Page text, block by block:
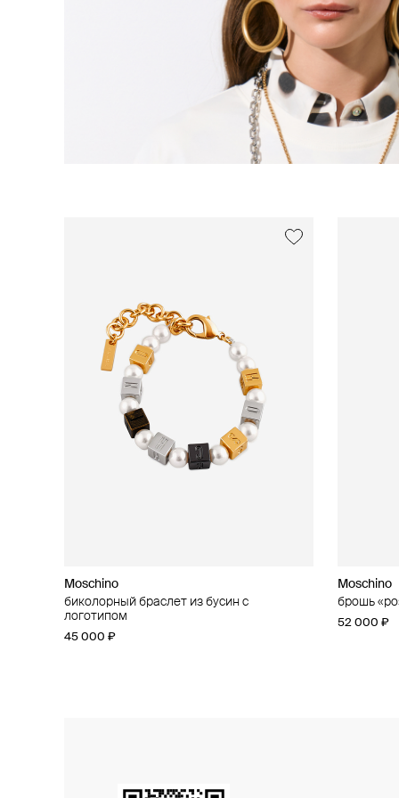
Moschino
биколорный браслет из бусин с
логотипом
45 000 ₽
Moschino
брошь
52 000 ₽
Moschino
кольцо «сердце»
37 000 ₽
Moschino
42 000 ₽